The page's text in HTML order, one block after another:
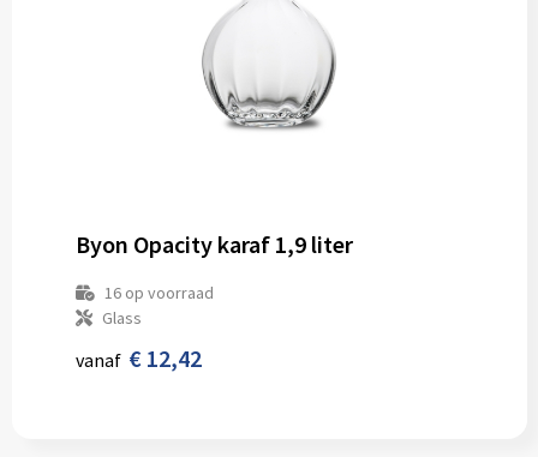
Byon Opacity karaf 1,9 liter
16op voorraad
Glass
vanaf € 12,42